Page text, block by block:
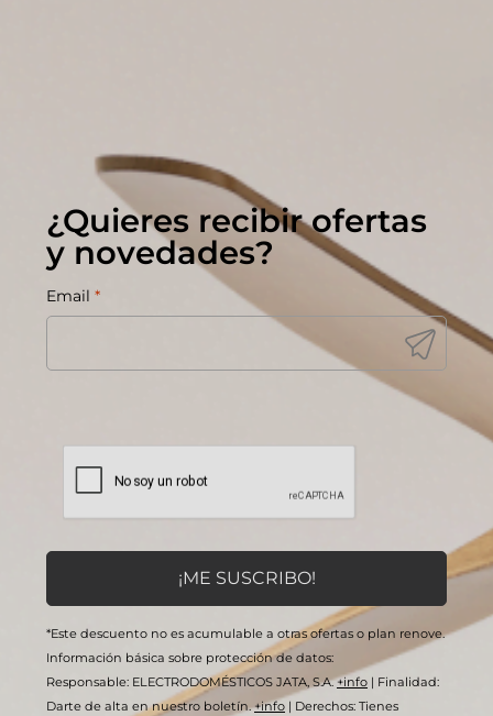
¿Quieres recibir ofertas
y novedades?
Email *
*Este descuento no es acumulable a otras ofertas o plan renove.
Información básica sobre protección de datos:
Responsable: ELECTRODOMÉSTICOS JATA, S.A.+info | Finalidad:
Darte de alta en nuestro boletín.+info | Derechos: Tienes